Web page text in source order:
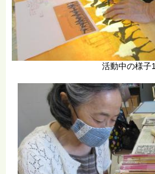
活動中の様子1